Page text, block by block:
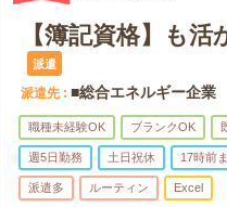
【簿記資格】も
派遣
派遣先 ■総合エネルギー企業
職種未経験OK ブランクOK
週5日勤務 土日祝休 17時前
派遣多 ルーティン Excel